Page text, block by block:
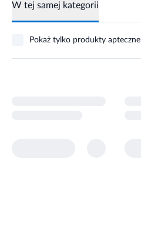
W tej samej kategorii
Pokaż tylko produkty apteczne